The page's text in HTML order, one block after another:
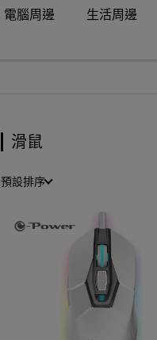
電腦周邊 生活周邊
滑鼠
預設排序